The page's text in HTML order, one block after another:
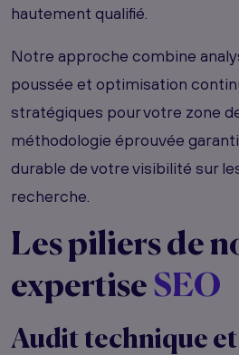
hautement qualifié.
Notre approche combine
poussée et optimisation
stratégiques pour votre zone
méthodologie éprouvée
durable de votre visibilité sur
recherche.
Les piliers de
expertise SEO
Audit technique et